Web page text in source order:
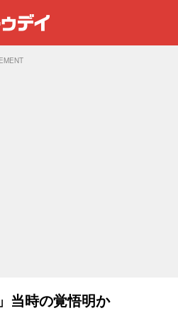
当時の覚悟明か